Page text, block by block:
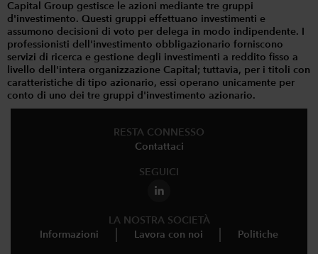
Capital Group gestisce le azioni mediante tre gruppi
d'investimento. Questi gruppi effettuano investimenti e
assumono decisioni di voto per delega in modo indipendente. I
professionisti dell'investimento obbligazionario forniscono
servizi di ricerca e gestione degli investimenti a reddito fisso a
livello dell'intera organizzazione Capital; tuttavia, per i titoli con
caratteristiche di tipo azionario, essi operano unicamente per
conto di uno dei tre gruppi d'investimento azionario.
RESTA CONNESSO
Contattaci
SEGUICI
LA NOSTRA SOCIETÀ
Informazioni
Lavora con noi Politiche